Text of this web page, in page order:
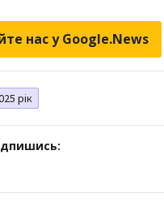
нас у Google.News
рік